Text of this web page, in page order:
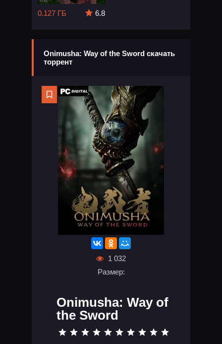
0.127 ГБ
6.8
Onimusha: Way of the Sword скачать
торрент
1 032
Размер:
Onimusha: Way of
the Sword